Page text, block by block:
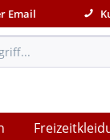
Email